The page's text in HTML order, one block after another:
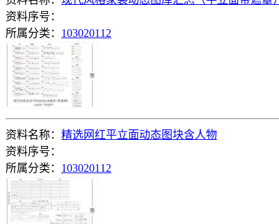
资料序号：
所属分类： 103020112
资料名称： 精选网红平立面动态图块含人物
资料序号：
所属分类： 103020112